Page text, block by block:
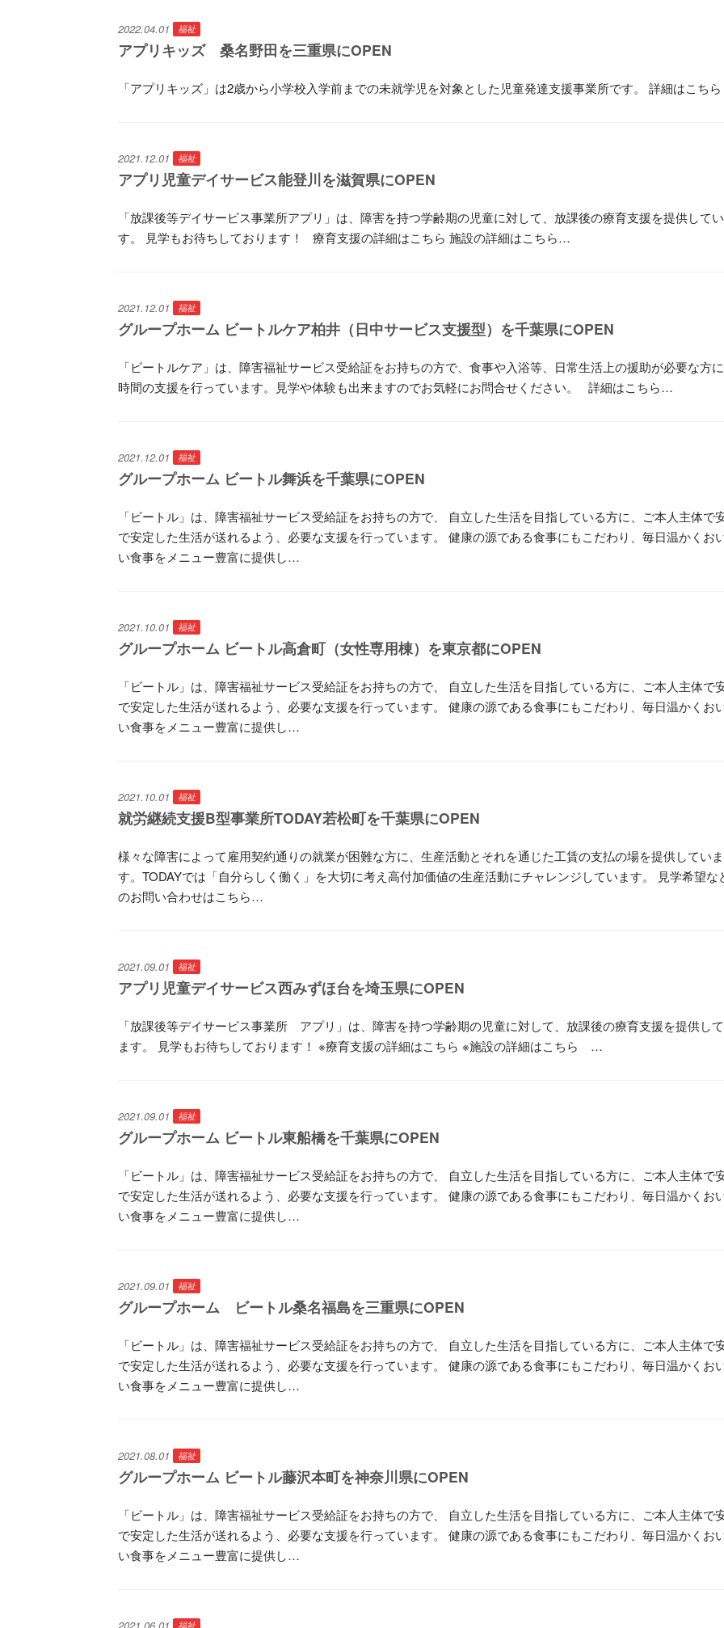
2022.04.01 福祉
アプリキッズ 桑名野田を三重県にOPEN
「アプリキッズ」は2歳から小学校入学前までの未就学児を対象とした児童発達支援事業所です。 詳細はこち
2021.12.01 福祉
アプリ児童デイサービス能登川を滋賀県にOPEN
「放課後等デイサービス事業所アプリ」は、障害を持つ学齢期の児童に対して、放課後の療育支援を提供して
す。 見学もお待ちしております！ 療育支援の詳細はこちら 施設の詳細はこちら…
2021.12.01 福祉
グループホーム ビートルケア柏井（日中サービス支援型）を千葉県にOPEN
「ビートルケア」は、障害福祉サービス受給証をお持ちの方で、食事や入浴等、日常生活上の援助が必要な方
時間の支援を行っています。見学や体験も出来ますのでお気軽にお問合せください。 詳細はこちら…
2021.12.01 福祉
グループホーム ビートル舞浜を千葉県にOPEN
「ビートル」は、障害福祉サービス受給証をお持ちの方で、 自立した生活を目指している方に、ご本人主体で
で安定した生活が送れるよう、必要な支援を行っています。 健康の源である食事にもこだわり、毎日温かくお
い食事をメニュー豊富に提供し…
2021.10.01 福祉
グループホーム ビートル高倉町（女性専用棟）を東京都にOPEN
「ビートル」は、障害福祉サービス受給証をお持ちの方で、 自立した生活を目指している方に、ご本人主体で
で安定した生活が送れるよう、必要な支援を行っています。 健康の源である食事にもこだわり、毎日温かくお
い食事をメニュー豊富に提供し…
2021.10.01 福祉
就労継続支援B型事業所TODAY若松町を千葉県にOPEN
様々な障害によって雇用契約通りの就業が困難な方に、生産活動とそれを通じた工賃の支払の場を提供していま
す。TODAYでは「自分らしく働く」を大切に考え高付加価値の生産活動にチャレンジしています。 見学希望な
のお問い合わせはこちら…
2021.09.01 福祉
アプリ児童デイサービス西みずほ台を埼玉県にOPEN
「放課後等デイサービス事業所 アプリ」は、障害を持つ学齢期の児童に対して、放課後の療育支援を提供し
ます。 見学もお待ちしております！ ※療育支援の詳細はこちら ※施設の詳細はこちら …
2021.09.01 福祉
グループホーム ビートル東船橋を千葉県にOPEN
「ビートル」は、障害福祉サービス受給証をお持ちの方で、 自立した生活を目指している方に、ご本人主体で
で安定した生活が送れるよう、必要な支援を行っています。 健康の源である食事にもこだわり、毎日温かくお
い食事をメニュー豊富に提供し…
2021.09.01 福祉
グループホーム ビートル桑名福島を三重県にOPEN
「ビートル」は、障害福祉サービス受給証をお持ちの方で、 自立した生活を目指している方に、ご本人主体で
で安定した生活が送れるよう、必要な支援を行っています。 健康の源である食事にもこだわり、毎日温かくお
い食事をメニュー豊富に提供し…
2021.08.01 福祉
グループホーム ビートル藤沢本町を神奈川県にOPEN
「ビートル」は、障害福祉サービス受給証をお持ちの方で、 自立した生活を目指している方に、ご本人主体で
で安定した生活が送れるよう、必要な支援を行っています。 健康の源である食事にもこだわり、毎日温かくお
い食事をメニュー豊富に提供し…
福祉